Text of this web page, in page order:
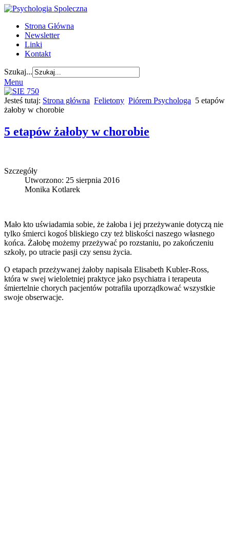
Strona Główna
Newsletter
Linki
Kontakt
Szukaj...
Menu
Jesteś tutaj: Strona główna Felietony Piórem Psychologa 5 etapów
żałoby w chorobie
5 etapów żałoby w chorobie
Szczegóły
Utworzono: 25 sierpnia 2016
Monika Kotlarek
Mało kto uświadamia sobie, że żałoba i jej przeżywanie dotyczą nie
tylko śmierci kogoś bliskiego czy też bliskości naszego własnego
końca. Żałobę możemy przeżywać po rozstaniu, po zakończeniu
szkoły, po utracie pasji czy sensu życia.
O etapach przeżywanej żałoby napisała Elisabeth Kubler-Ross,
która w swej wieloletniej praktyce jako psychiatra i terapeuta
śmiertelnie chorych pacjentów potrafiła uporządkować wszystkie
swoje obserwacje.